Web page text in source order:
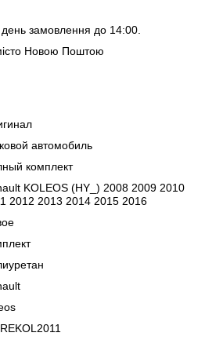
день замовлення до 14:00.
Новою Поштою
автомобиль
комплект
KOLEOS (HY_) 2008 2009 2010
2012 2013 2014 2015 2016